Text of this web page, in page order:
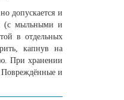
допускается и
(с мыльными и
в отдельных
капнув на
При хранении
Повреждённые и